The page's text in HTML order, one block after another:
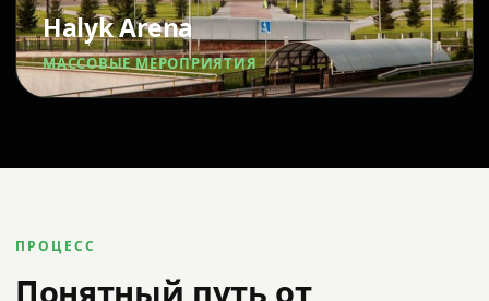
Halyk Arena
МАССОВЫЕ МЕРОПРИЯТИЯ
ПРОЦЕСС
Понятный путь от